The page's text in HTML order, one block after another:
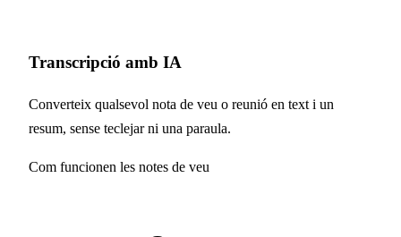
Transcripció amb IA
Converteix qualsevol nota de veu o reunió en text i un
resum, sense teclejar ni una paraula.
Com funcionen les notes de veu